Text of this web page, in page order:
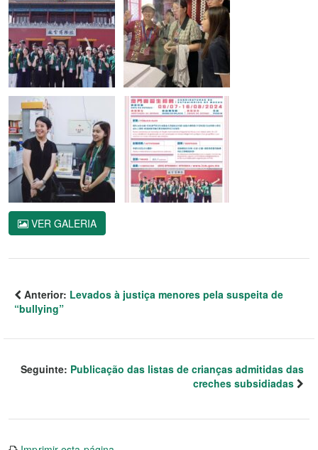
VER GALERIA
Anterior: Levados à justiça menores pela suspeita de
“bullying”
Seguinte: Publicação das listas de crianças admitidas das
creches subsidiadas